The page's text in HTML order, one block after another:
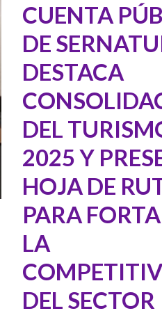
CUENTA
DE
DESTACA
DEL
2025 Y
HOJA DE
PARA
LA
DEL SECTOR